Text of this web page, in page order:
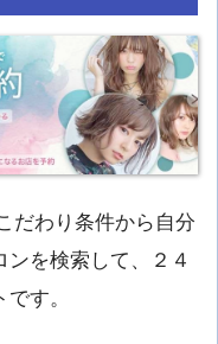
だわり条件から自分
を検索して、２４
す。